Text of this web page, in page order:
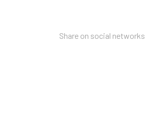
Share on social networks